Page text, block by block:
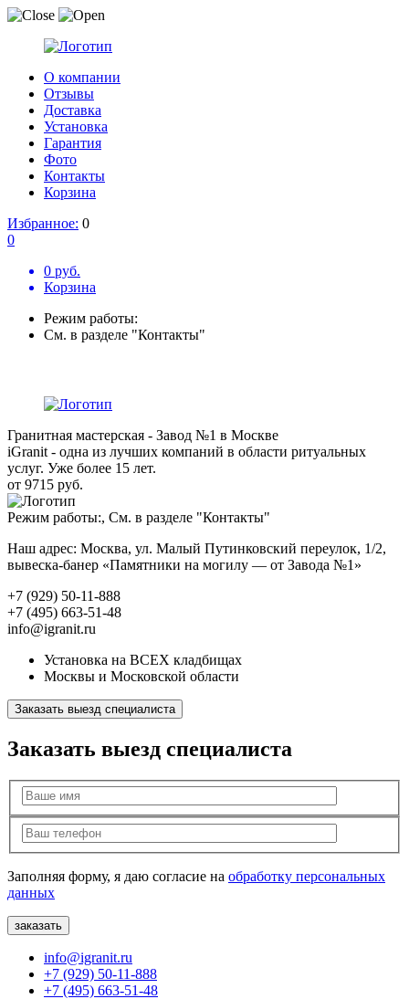
О компании
Отзывы
Доставка
Установка
Гарантия
Фото
Контакты
Корзина
Избранное: 0
0
0 руб.
Корзина
Режим работы:
См. в разделе "Контакты"
Гранитная мастерская - Завод №1 в Москве
iGranit - одна из лучших компаний в области ритуальных
услуг. Уже более 15 лет.
от 9715 руб.
Режим работы:, См. в разделе "Контакты"
Наш адрес: Москва, ул. Малый Путинковский переулок, 1/2,
вывеска-банер «Памятники на могилу — от Завода №1»
+7 (929) 50-11-888
+7 (495) 663-51-48
info@igranit.ru
Установка на ВСЕХ кладбищах
Москвы и Московской области
Заказать выезд специалиста
Заказать выезд специалиста
Заполняя форму, я даю согласие на обработку персональных
данных
info@igranit.ru
+7 (929) 50-11-888
+7 (495) 663-51-48